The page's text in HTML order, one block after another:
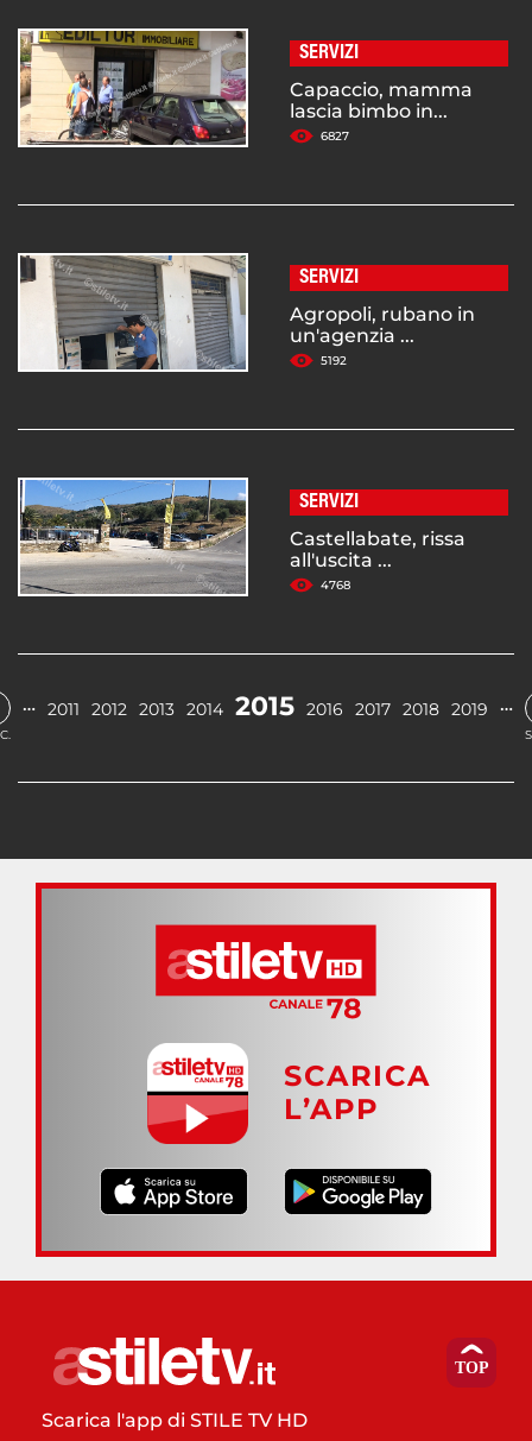
SERVIZI
Capaccio, mamma
lascia bimbo in...
6827
SERVIZI
Agropoli, rubano in
un'agenzia ...
5192
SERVIZI
Castellabate, rissa
all'uscita ...
4768
… 2011 2012 2013 2014 2015 2016 2017 2018 2019 …
SCARICA
L’APP
Scarica l'app di STILE TV HD